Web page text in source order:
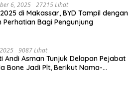
6, 2025 27215 Lihat
2025 di Makassar, BYD Tampil dengan
Perhatian Bagi Pengunjung
9087 Lihat
Andi Asman Tunjuk Delapan Pejabat
Bone Jadi Plt, Berikut Nama-